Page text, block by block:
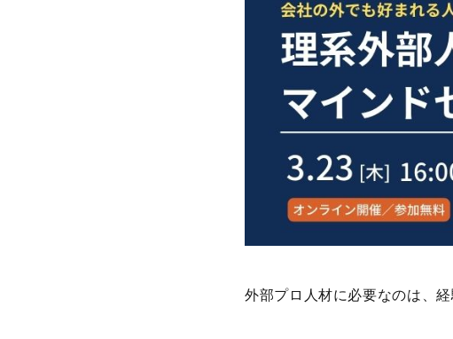
外部プロ人材に必要なのは、